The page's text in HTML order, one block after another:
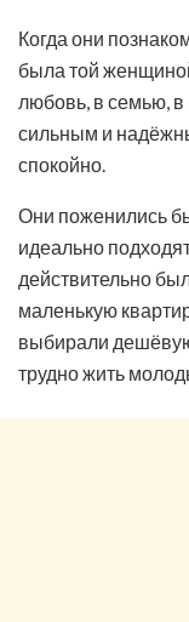
Когда они
была той
любовь, в семью,
сильным и
спокойно.
Они поженились
идеально
действительно
маленькую
выбирали
трудно жить